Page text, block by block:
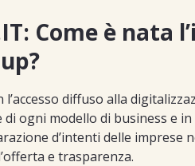
Come è nata
l’accesso diffuso alla
ogni modello di business e
d’intenti delle imprese
e trasparenza.